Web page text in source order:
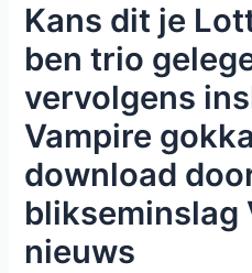
Kans dit je
ben trio
vervolgens
Vampire
download
blikseminslag
nieuws